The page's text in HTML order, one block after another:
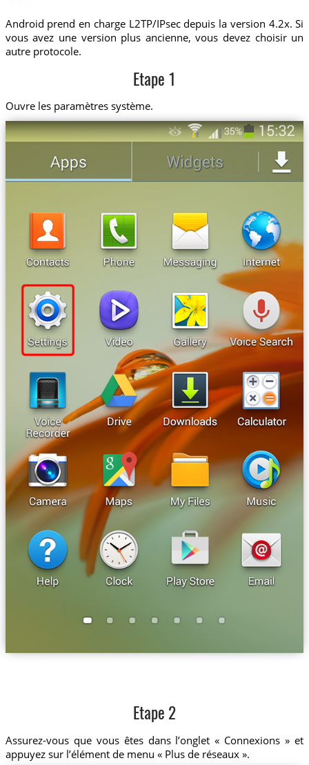
Android prend en charge L2TP/IPsec depuis la version 4.2x. Si
vous avez une version plus ancienne, vous devez choisir un
autre protocole.
Etape 1
Ouvre les paramètres système.
Etape 2
Assurez-vous que vous êtes dans l’onglet « Connexions » et
appuyez sur l’élément de menu « Plus de réseaux ».